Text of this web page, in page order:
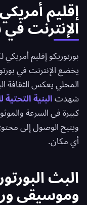
إقليم
الإنترنت في
بورتوريكو إقليم أمريكي
يخضع الإنترنت في
المحلي يعكس الثقافة
شهدت البنية التحتية
ويتيح الوصول إلى
أي مكان.
البث
وموسيقى